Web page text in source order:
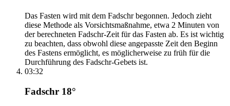
Das Fasten wird mit dem Fadschr begonnen. Jedoch zieht
diese Methode als Vorsichtsmaßnahme, etwa 2 Minuten von
der berechneten Fadschr-Zeit für das Fasten ab. Es ist wichtig
zu beachten, dass obwohl diese angepasste Zeit den Beginn
des Fastens ermöglicht, es möglicherweise zu früh für die
Durchführung des Fadschr-Gebets ist.
03:32
Fadschr 18°